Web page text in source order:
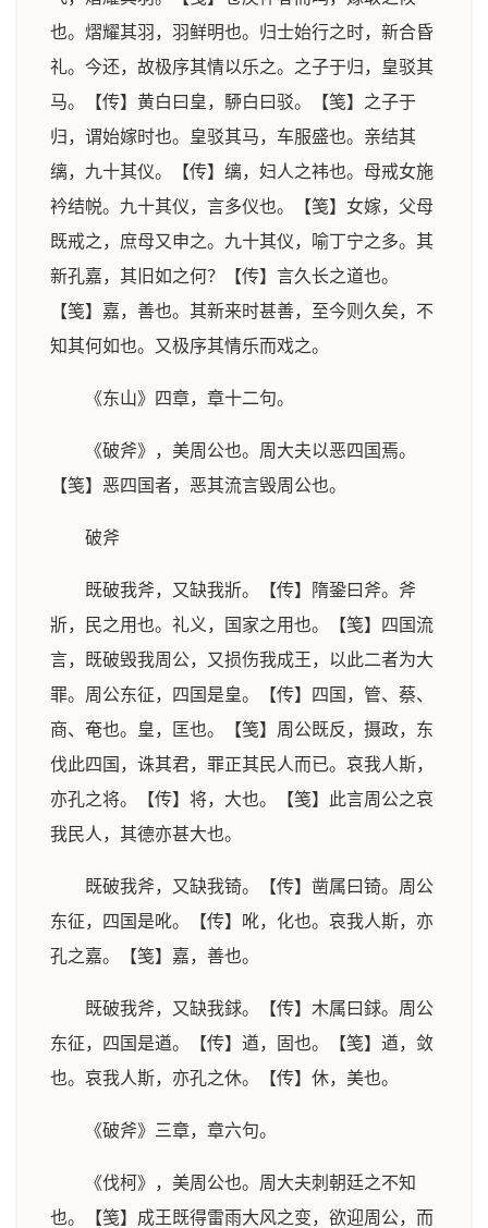
也。熠耀其羽，羽鲜明也。归士始行之时，新合昏
礼。今还，故极序其情以乐之。之子于归，皇驳其
马。【传】黄白曰皇，駵白曰驳。【笺】之子于
归，谓始嫁时也。皇驳其马，车服盛也。亲结其
缡，九十其仪。【传】缡，妇人之袆也。母戒女施
衿结帨。九十其仪，言多仪也。【笺】女嫁，父母
既戒之，庶母又申之。九十其仪，喻丁宁之多。其
新孔嘉，其旧如之何？【传】言久长之道也。
【笺】嘉，善也。其新来时甚善，至今则久矣，不
知其何如也。又极序其情乐而戏之。
《东山》四章，章十二句。
《破斧》，美周公也。周大夫以恶四国焉。
【笺】恶四国者，恶其流言毁周公也。
破斧
既破我斧，又缺我斨。【传】隋銎曰斧。斧
斨，民之用也。礼义，国家之用也。【笺】四国流
言，既破毁我周公，又损伤我成王，以此二者为大
罪。周公东征，四国是皇。【传】四国，管、蔡、
商、奄也。皇，匡也。【笺】周公既反，摄政，东
伐此四国，诛其君，罪正其民人而已。哀我人斯，
亦孔之将。【传】将，大也。【笺】此言周公之哀
我民人，其德亦甚大也。
既破我斧，又缺我锜。【传】凿属曰锜。周公
东征，四国是吪。【传】吪，化也。哀我人斯，亦
孔之嘉。【笺】嘉，善也。
既破我斧，又缺我銶。【传】木属曰銶。周公
东征，四国是遒。【传】遒，固也。【笺】遒，敛
也。哀我人斯，亦孔之休。【传】休，美也。
《破斧》三章，章六句。
《伐柯》，美周公也。周大夫刺朝廷之不知
也。【笺】成王既得雷雨大风之变，欲迎周公，而